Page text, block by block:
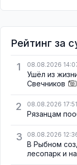
Рейтинг за
1
08.08.2026
Ушёл из
Свечников
2 08.08.2026 17:51
Рязанцам
3 08.08.2026
В Рыбном
лесопарк и